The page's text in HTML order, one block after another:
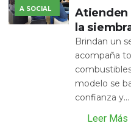
A SOCIAL
Atienden
la
Brindan un
acompaña
modelo se
confianza y...
Leer Más